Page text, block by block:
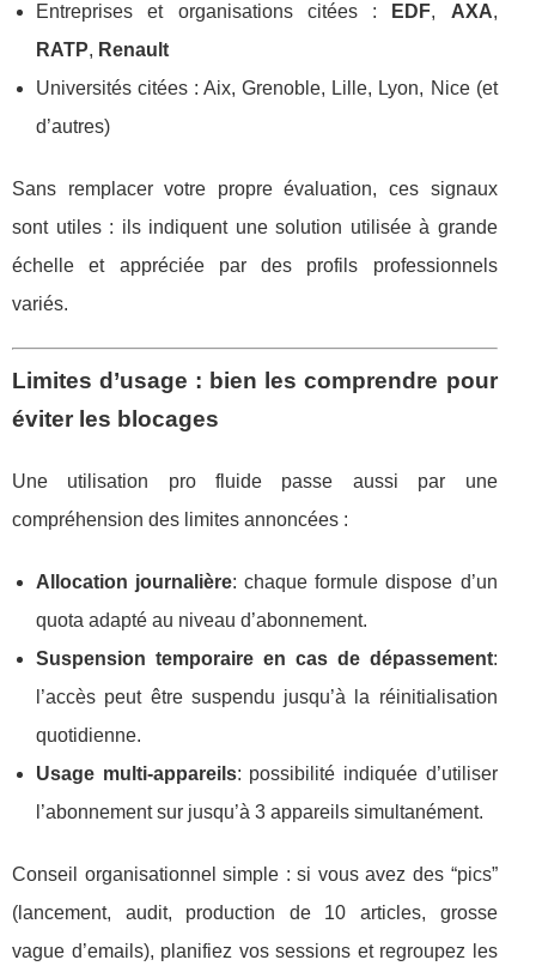
Entreprises et organisations citées :
EDF, AXA,
RATP, Renault
Universités citées : Aix, Grenoble, Lille, Lyon, Nice (et
d’autres)
Sans remplacer votre propre évaluation, ces signaux
sont utiles : ils indiquent une solution utilisée à grande
échelle et appréciée par des profils professionnels
variés.
Limites d’usage : bien les comprendre pour
éviter les blocages
Une utilisation pro fluide passe aussi par une
compréhension des limites annoncées :
Allocation journalière: chaque formule dispose d’un
quota adapté au niveau d’abonnement.
Suspension temporaire en cas de dépassement:
l’accès peut être suspendu jusqu’à la réinitialisation
quotidienne.
Usage multi-appareils: possibilité indiquée d’utiliser
l’abonnement sur jusqu’à 3 appareils simultanément.
Conseil organisationnel simple : si vous avez des “pics”
(lancement, audit, production de 10 articles, grosse
vague d’emails), planifiez vos sessions et regroupez les